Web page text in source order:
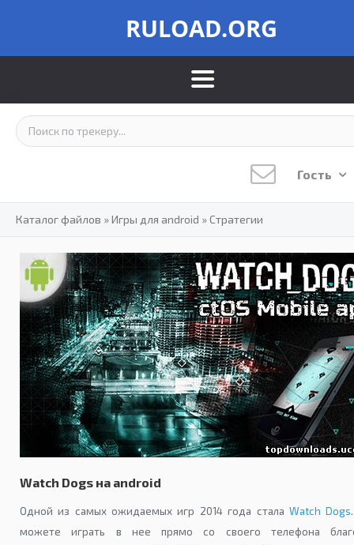
RULOAD.ORG
Гость
Каталог файлов »Игры для android »Стратегии
Watch Dogs на android
Одной из самых ожидаемых игр 2014 года стала Watch Dogs
можете играть в нее прямо со своего телефона